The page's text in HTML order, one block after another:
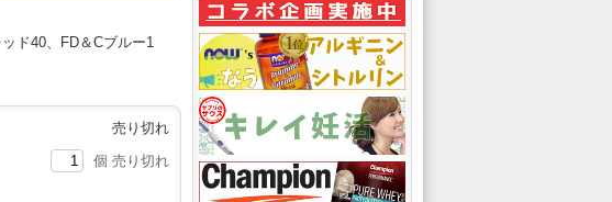
ド40、FD＆Cブルー1
売り切れ
個 売り切れ